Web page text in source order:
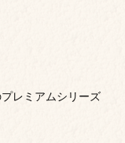
レミアムシリーズ